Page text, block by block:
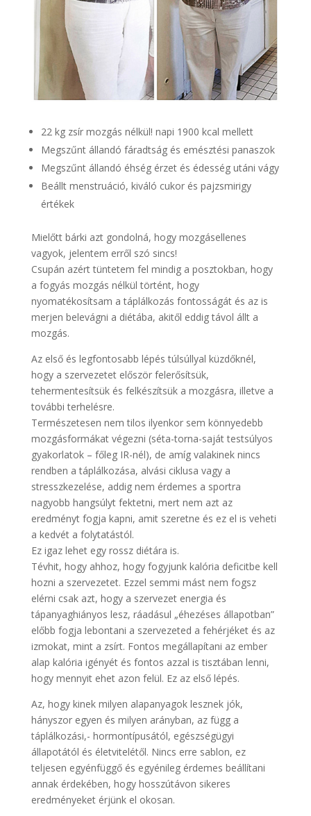
22 kg zsír mozgás nélkül! napi 1900 kcal mellett
Megszűnt állandó fáradtság és emésztési panaszok
Megszűnt állandó éhség érzet és édesség utáni vágy
Beállt menstruáció, kiváló cukor és pajzsmirigy
értékek
Mielőtt bárki azt gondolná, hogy mozgásellenes
vagyok, jelentem erről szó sincs!
Csupán azért tüntetem fel mindig a posztokban, hogy
a fogyás mozgás nélkül történt, hogy
nyomatékosítsam a táplálkozás fontosságát és az is
merjen belevágni a diétába, akitől eddig távol állt a
mozgás.
Az első és legfontosabb lépés túlsúllyal küzdőknél,
hogy a szervezetet először felerősítsük,
tehermentesítsük és felkészítsük a mozgásra, illetve a
további terhelésre.
Természetesen nem tilos ilyenkor sem könnyedebb
mozgásformákat végezni (séta-torna-saját testsúlyos
gyakorlatok – főleg IR-nél), de amíg valakinek nincs
rendben a táplálkozása, alvási ciklusa vagy a
stresszkezelése, addig nem érdemes a sportra
nagyobb hangsúlyt fektetni, mert nem azt az
eredményt fogja kapni, amit szeretne és ez el is veheti
a kedvét a folytatástól.
Ez igaz lehet egy rossz diétára is.
Tévhit, hogy ahhoz, hogy fogyjunk kalória deficitbe kell
hozni a szervezetet. Ezzel semmi mást nem fogsz
elérni csak azt, hogy a szervezet energia és
tápanyaghiányos lesz, ráadásul „éhezéses állapotban”
előbb fogja lebontani a szervezeted a fehérjéket és az
izmokat, mint a zsírt. Fontos megállapítani az ember
alap kalória igényét és fontos azzal is tisztában lenni,
hogy mennyit ehet azon felül. Ez az első lépés.
Az, hogy kinek milyen alapanyagok lesznek jók,
hányszor egyen és milyen arányban, az függ a
táplálkozási,- hormontípusától, egészségügyi
állapotától és életvitelétől. Nincs erre sablon, ez
teljesen egyénfüggő és egyénileg érdemes beállítani
annak érdekében, hogy hosszútávon sikeres
eredményeket érjünk el okosan.